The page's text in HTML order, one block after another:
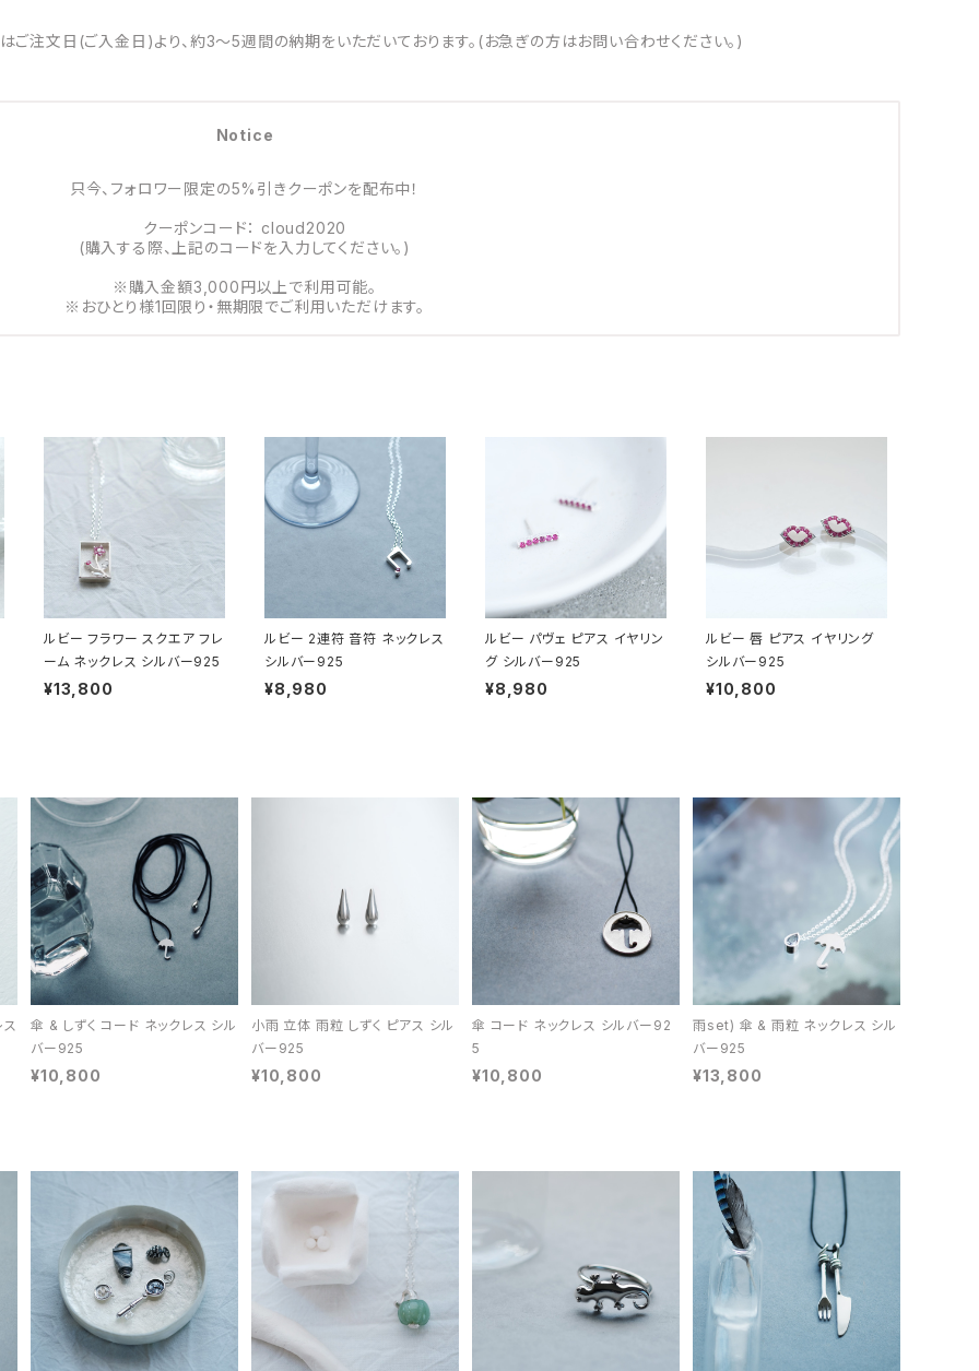
ご注文日(ご入金日)より、約3～5週間の納期をいただいております。(お急ぎの方はお問い合わせください。)
Notice
只今、フォロワー限定の5%引きクーポンを配布中！
クーポンコード： cloud2020
(購入する際、上記のコードを入力してください。)
※購入金額3,000円以上で利用可能。
※おひとり様1回限り・無期限でご利用いただけます。
ルビー フラワー スクエア フレ
ーム ネックレス シルバー925
¥13,800
ルビー 2連符 音符 ネックレス
シルバー925
¥8,980
ルビー パヴェ ピアス イヤリン
グ シルバー925
¥8,980
ルビー 唇 ピアス イヤリング
シルバー925
¥10,800
傘 & しずく コード ネックレス シル
バー925
¥10,800
小雨 立体 雨粒 しずく ピアス シル
バー925
¥10,800
傘 コード ネックレス シルバー92
5
¥10,800
雨set) 傘 & 雨粒 ネックレス シル
バー925
¥13,800